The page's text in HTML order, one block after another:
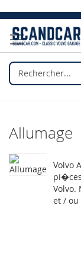
Allez
au
contenu
Allumage
Volvo
Volvo.
et /